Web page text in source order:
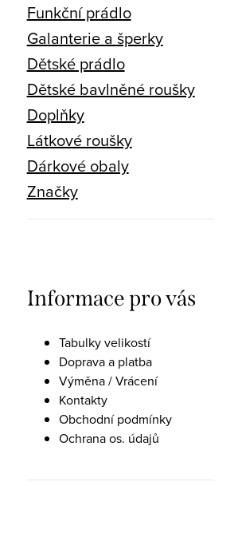
Funkční prádlo
Galanterie a šperky
Dětské prádlo
Dětské bavlněné roušky
Doplňky
Látkové roušky
Dárkové obaly
Značky
Informace pro vás
Tabulky velikostí
Doprava a platba
Výměna / Vrácení
Kontakty
Obchodní podmínky
Ochrana os. údajů